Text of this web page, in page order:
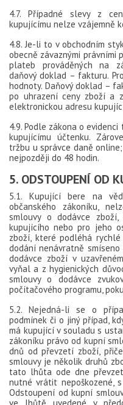
4.7. Případné slevy z
kupujícímu nelze vzájemně
4.8. Je-li to v obchodním
obecně závaznými právními
plateb prováděných na
daňový doklad – fakturu.
hodnoty. Daňový doklad –
po uhrazení ceny zboží a
elektronickou adresu
4.9. Podle zákona o
kupujícímu účtenku.
tržbu u správce daně
nejpozději do 48 hodin.
5. ODSTOUPENÍ OD
5.1. Kupující bere na
občanského zákoníku,
smlouvy o dodávce
kupujícího nebo pro jeho
zboží, které podléhá
dodání nenávratně
dodávce zboží v
vyňal a z hygienických
smlouvy o dodávce
počítačového programu,
5.2. Nejedná-li se o
podmínek či o jiný případ,
má kupující v souladu s
zákoníku právo od kupní
dnů od převzetí zboží,
smlouvy je několik druhů
tato lhůta ode dne
nutné vrátit nepoškozené,
Odstoupení od kupní